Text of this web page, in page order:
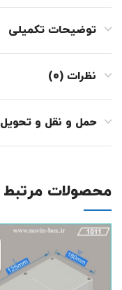
توضیحات تکمیلی
نظرات (0)
حمل و نقل و تحویل
محصولات مرتبط